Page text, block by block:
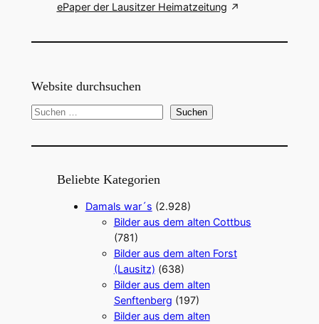
ePaper der Lausitzer Heimatzeitung
Website durchsuchen
S
c
Suchen
Beliebte Kategorien
Damals war´s (2.928)
Bilder aus dem alten Cottbus
(781)
Bilder aus dem alten Forst
(Lausitz) (638)
Bilder aus dem alten
Senftenberg (197)
Bilder aus dem alten